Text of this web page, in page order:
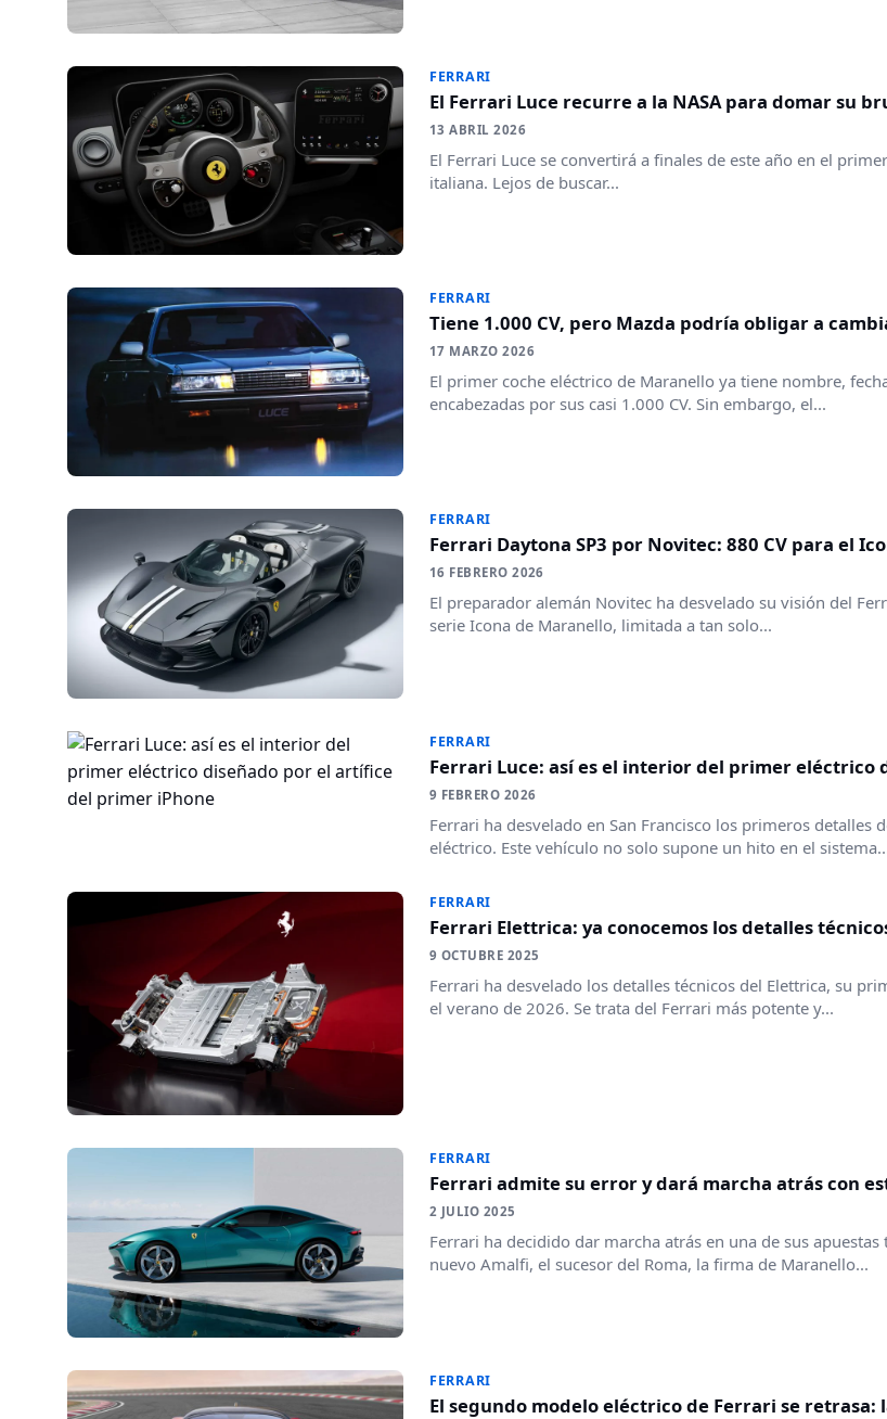
FERRARI
El Ferrari Luce recurre a la NASA para domar su
13 ABRIL 2026
El Ferrari Luce se convertirá a finales de este año en el
italiana. Lejos de buscar...
FERRARI
Tiene 1.000 CV, pero Mazda podría obligar a
17 MARZO 2026
El primer coche eléctrico de Maranello ya tiene nombre,
encabezadas por sus casi 1.000 CV. Sin embargo, el...
FERRARI
Ferrari Daytona SP3 por Novitec: 880 CV para el
16 FEBRERO 2026
El preparador alemán Novitec ha desvelado su visión del
serie Icona de Maranello, limitada a tan solo...
FERRARI
Ferrari Luce: así es el interior del primer
9 FEBRERO 2026
Ferrari ha desvelado en San Francisco los primeros
eléctrico. Este vehículo no solo supone un hito en el
FERRARI
Ferrari Elettrica: ya conocemos los detalles
9 OCTUBRE 2025
Ferrari ha desvelado los detalles técnicos del Elettrica, su
el verano de 2026. Se trata del Ferrari más potente y...
FERRARI
Ferrari admite su error y dará marcha atrás con
2 JULIO 2025
Ferrari ha decidido dar marcha atrás en una de sus
nuevo Amalfi, el sucesor del Roma, la firma de Maranello...
FERRARI
El segundo modelo eléctrico de Ferrari se retrasa: